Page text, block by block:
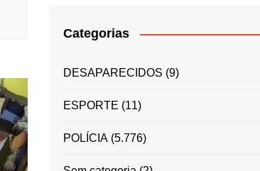
Categorias
DESAPARECIDOS (9)
ESPORTE (11)
POLÍCIA (5.776)